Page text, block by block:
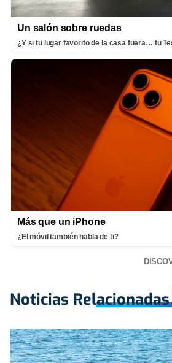
Un salón sobre ruedas
¿Y si tu lugar favorito de la casa fuera… tu
Más que un iPhone
¿El móvil también habla de ti?
Noticias Relacionadas